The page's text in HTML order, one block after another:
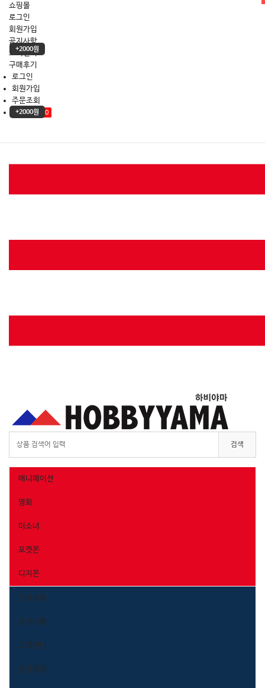
쇼핑몰
로그인
회원가입
+2000원
공지사항
고객센터
구매후기
로그인
회원가입
+2000원
주문조회
장바구니
0
검색
애니메이션
영화
미소녀
포켓몬
디지몬
신규상품
공지사항
고객센터
잔금결제